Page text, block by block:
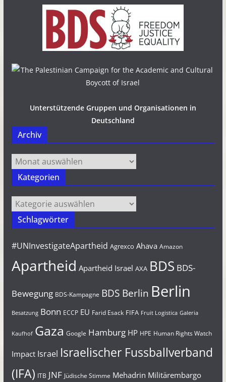
Unterstützende Gruppen und Organisationen in
Deutschland
Archiv
Archiv
Kategorien
Kategorien
Schlagwörter
#UNInvestigateApartheid Agrexco Ahava Amazon
Apartheid Apartheid Israel AXA BDS BDS-
Bewegung BDS-Kampagne BDS Berlin Berlin
Besatzung Bonn ECCP EU Farid Esack FIFA Fruit Logistica Galeria
Kaufhof Gaza Google Hamburg HP HPE Human Rights Watch
Impact Israel Israelischer Fussballverband
(IFA) ITB JNF Jüdische Stimme Mehadrin Militärembargo